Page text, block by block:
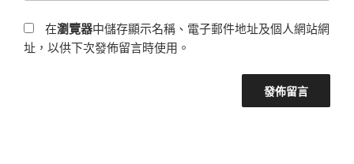
在瀏覽器中儲存顯示名稱、電子郵件地址及個人網站網
址，以供下次發佈留言時使用。